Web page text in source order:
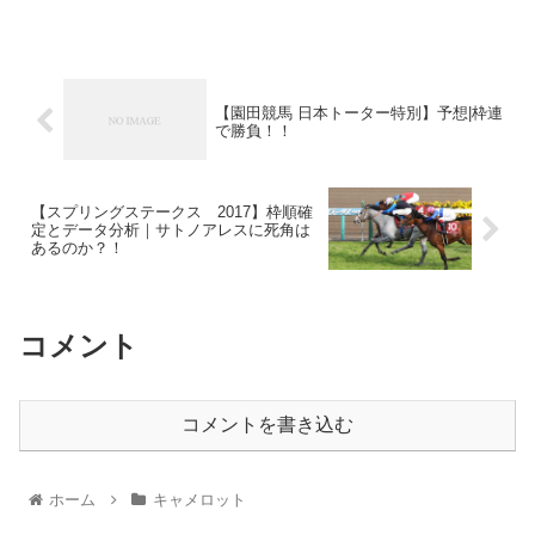
【園田競馬 日本トーター特別】予想|枠連
で勝負！！
【スプリングステークス 2017】枠順確
定とデータ分析｜サトノアレスに死角は
あるのか？！
コメント
コメントを書き込む
ホーム キャメロット